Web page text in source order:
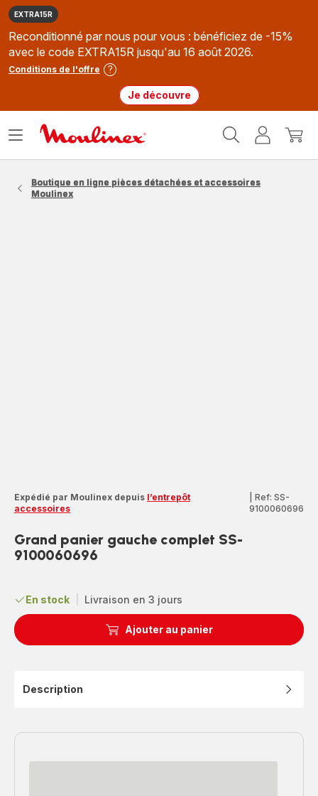
EXTRA15R
Reconditionné par nous pour vous : bénéficiez de -15%
avec le code EXTRA15R jusqu'au 16 août 2026.
Conditions de l'offre
Je découvre
MonMon
Ouvrir
Boutique en ligne pièces détachées et accessoires
Moulinex
Expédié par Moulinex depuis l’entrepôt
accessoires
Ref: SS-
9100060696
Grand panier gauche complet SS-
9100060696
En stock Livraison en 3 jours
Ajouter au panier
Description